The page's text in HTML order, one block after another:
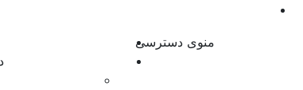
منوی دسترسی